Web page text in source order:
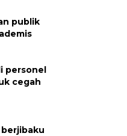
publik
personel
cegah